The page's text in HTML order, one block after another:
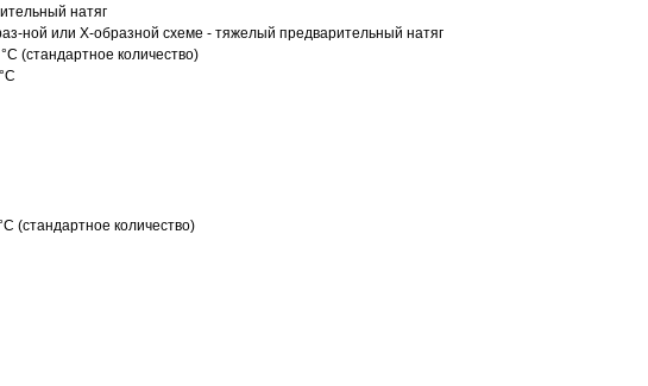
натяг
ной или Х-образной схеме - тяжелый предварительный натяг
(стандартное количество)
(стандартное количество)